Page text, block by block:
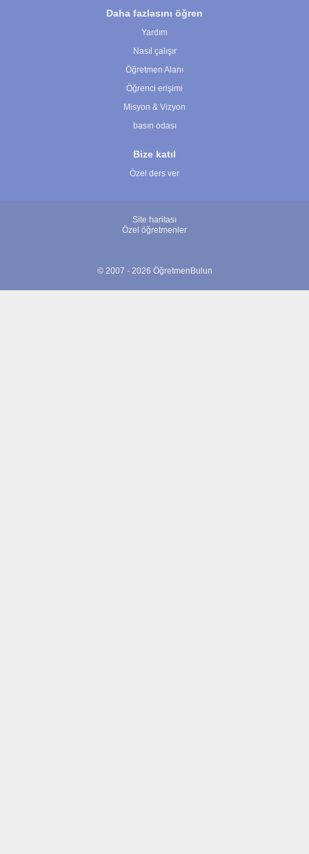
Daha fazlasını öğren
Yardım
Nasıl çalışır
Öğretmen Alanı
Öğrenci erişimi
Misyon & Vizyon
basın odası
Bize katıl
Özel ders ver
Site haritası
Özel öğretmenler
© 2007 - 2026 ÖğretmenBulun